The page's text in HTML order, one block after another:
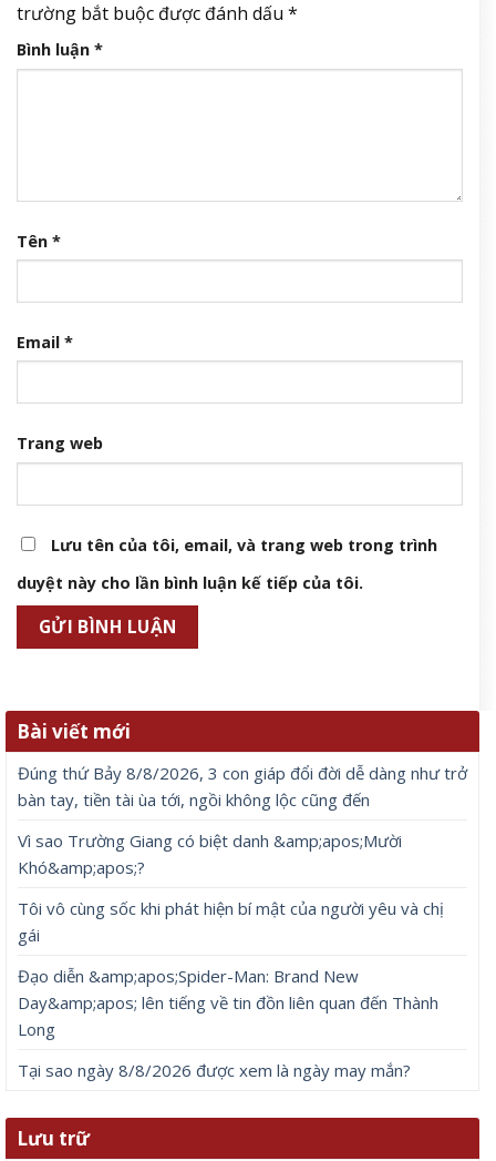
trường bắt buộc được đánh dấu *
Bình luận *
Tên *
Email *
Trang web
Lưu tên của tôi, email, và trang web trong trình
duyệt này cho lần bình luận kế tiếp của tôi.
Bài viết mới
Đúng thứ Bảy 8/8/2026, 3 con giáp đổi đời dễ dàng như trở
bàn tay, tiền tài ùa tới, ngồi không lộc cũng đến
Vì sao Trường Giang có biệt danh &amp;apos;Mười
Khó&amp;apos;?
Tôi vô cùng sốc khi phát hiện bí mật của người yêu và chị
gái
Đạo diễn &amp;apos;Spider-Man: Brand New
Day&amp;apos; lên tiếng về tin đồn liên quan đến Thành
Long
Tại sao ngày 8/8/2026 được xem là ngày may mắn?
Lưu trữ